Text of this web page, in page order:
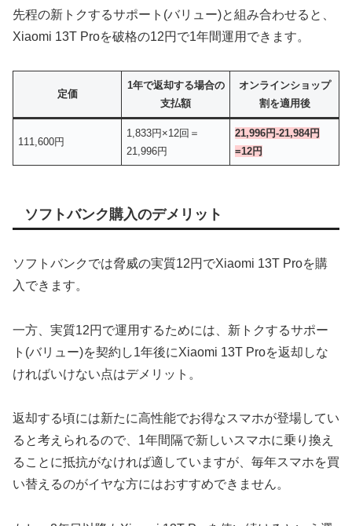
先程の新トクするサポート(バリュー)と組み合わせると、
Xiaomi 13T Proを破格の12円で1年間運用できます。
定価
1年で返却する場合の
支払額
オンラインショップ
割を適用後
111,600円
1,833円×12回＝
21,996円
21,996円-21,984円
=12円
ソフトバンク購入のデメリット
ソフトバンクでは脅威の実質12円でXiaomi 13T Proを購
入できます。
一方、実質12円で運用するためには、新トクするサポー
ト(バリュー)を契約し1年後にXiaomi 13T Proを返却しな
ければいけない点はデメリット。
返却する頃には新たに高性能でお得なスマホが登場してい
ると考えられるので、1年間隔で新しいスマホに乗り換え
ることに抵抗がなければ適していますが、毎年スマホを買
い替えるのがイヤな方にはおすすめできません。